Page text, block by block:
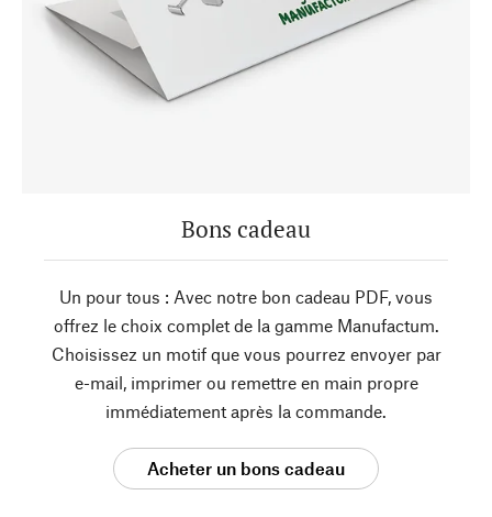
Bons cadeau
Un pour tous : Avec notre bon cadeau PDF, vous
offrez le choix complet de la gamme Manufactum.
Choisissez un motif que vous pourrez envoyer par
e-mail, imprimer ou remettre en main propre
immédiatement après la commande.
Acheter un bons cadeau